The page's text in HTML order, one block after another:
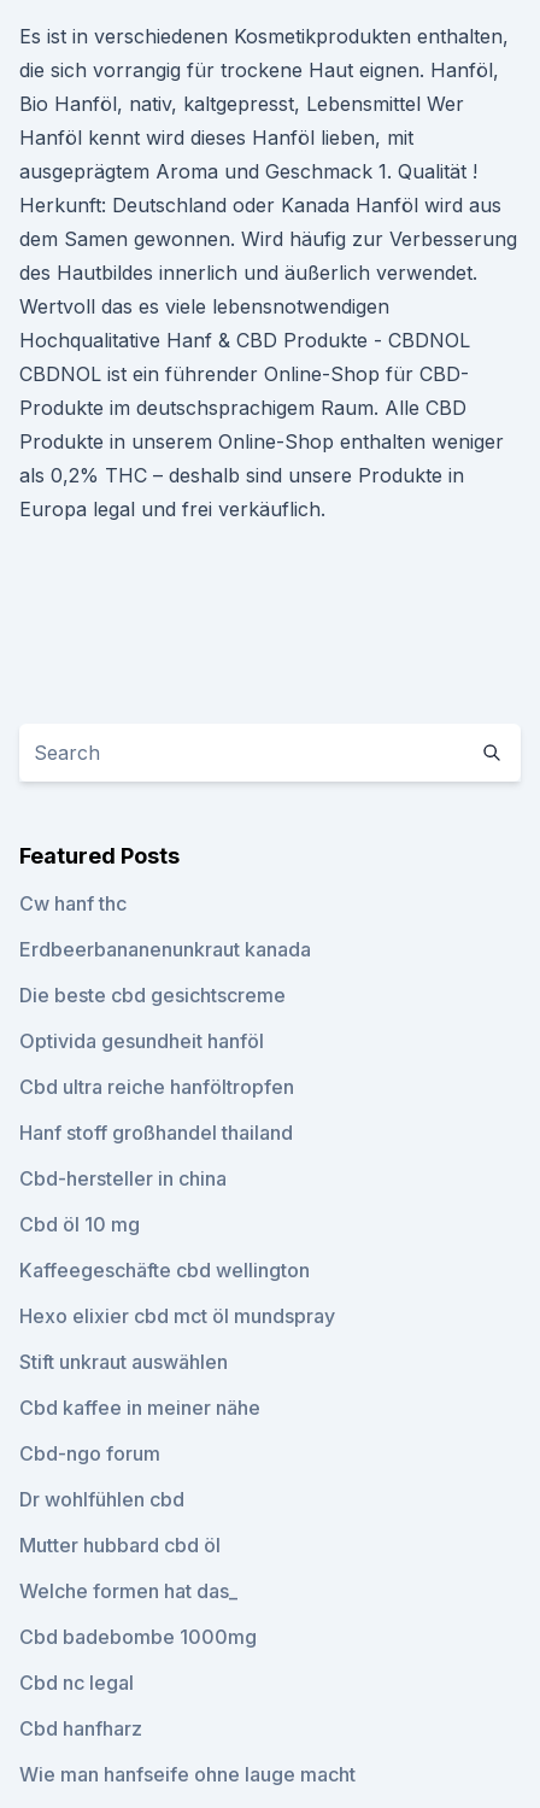
Es ist in verschiedenen Kosmetikprodukten enthalten,
die sich vorrangig für trockene Haut eignen. Hanföl,
Bio Hanföl, nativ, kaltgepresst, Lebensmittel Wer
Hanföl kennt wird dieses Hanföl lieben, mit
ausgeprägtem Aroma und Geschmack 1. Qualität !
Herkunft: Deutschland oder Kanada Hanföl wird aus
dem Samen gewonnen. Wird häufig zur Verbesserung
des Hautbildes innerlich und äußerlich verwendet.
Wertvoll das es viele lebensnotwendigen
Hochqualitative Hanf & CBD Produkte - CBDNOL
CBDNOL ist ein führender Online-Shop für CBD-
Produkte im deutschsprachigem Raum. Alle CBD
Produkte in unserem Online-Shop enthalten weniger
als 0,2% THC – deshalb sind unsere Produkte in
Europa legal und frei verkäuflich.
Featured Posts
Cw hanf thc
Erdbeerbananenunkraut kanada
Die beste cbd gesichtscreme
Optivida gesundheit hanföl
Cbd ultra reiche hanföltropfen
Hanf stoff großhandel thailand
Cbd-hersteller in china
Cbd öl 10 mg
Kaffeegeschäfte cbd wellington
Hexo elixier cbd mct öl mundspray
Stift unkraut auswählen
Cbd kaffee in meiner nähe
Cbd-ngo forum
Dr wohlfühlen cbd
Mutter hubbard cbd öl
Welche formen hat das_
Cbd badebombe 1000mg
Cbd nc legal
Cbd hanfharz
Wie man hanfseife ohne lauge macht